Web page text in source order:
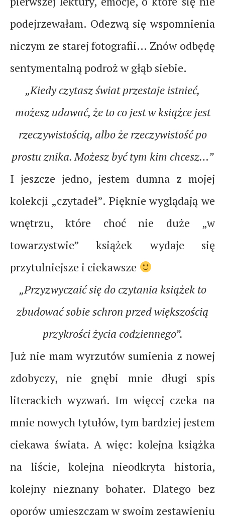
podejrzewałam. Odezwą się wspomnienia
niczym ze starej fotografii… Znów odbędę
sentymentalną podroż w głąb siebie.
„Kiedy czytasz świat przestaje istnieć,
możesz udawać, że to co jest w książce jest
rzeczywistością, albo że rzeczywistość po
prostu znika. Możesz być tym kim chcesz…”
I jeszcze jedno, jestem dumna z mojej
kolekcji „czytadeł”. Pięknie wyglądają we
wnętrzu, które choć nie duże „w
towarzystwie” książek wydaje się
przytulniejsze i ciekawsze
„Przyzwyczaić się do czytania książek to
zbudować sobie schron przed większością
przykrości życia codziennego”.
Już nie mam wyrzutów sumienia z nowej
zdobyczy, nie gnębi mnie długi spis
literackich wyzwań. Im więcej czeka na
mnie nowych tytułów, tym bardziej jestem
ciekawa świata. A więc: kolejna książka
na liście, kolejna nieodkryta historia,
kolejny nieznany bohater. Dlatego bez
oporów umieszczam w swoim zestawieniu